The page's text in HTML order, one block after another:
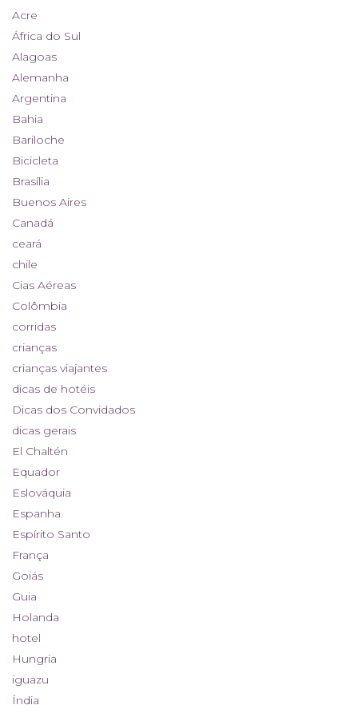
Acre
África do Sul
Alagoas
Alemanha
Argentina
Bahia
Bariloche
Bicicleta
Brasília
Buenos Aires
Canadá
ceará
chile
Cias Aéreas
Colômbia
corridas
crianças
crianças viajantes
dicas de hotéis
Dicas dos Convidados
dicas gerais
El Chaltén
Equador
Eslováquia
Espanha
Espírito Santo
França
Goiás
Guia
Holanda
hotel
Hungria
iguazu
Índia